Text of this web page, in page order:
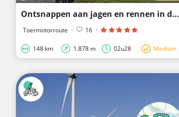
Ontsnappen aan jagen en rennen in de Vlaamse Ardennen
Toermotorroute · 16 ·
148 km 1.878 m 02u28 Medium